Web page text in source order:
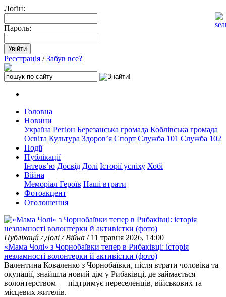
Лоґін:
Пароль:
Реєстрація /Забув все?
Головна
Новини
Україна Регіон Березанська громада Коблівська громада
Освіта Культура Здоров’я Спорт Служба 101 Служба 102
Події
Публікації
Інтерв’ю Досвід Долі Історії успіху Хобі
Війна
Меморіал Героїв Наші втрати
Фотоакцент
Оголошення
Публікації / Долі / Війна / 11 травня 2026, 14:00
«Мама Чолі» з Чорнобаївки тепер в Рибаківці: історія
незламності волонтерки й активістки (фото)
Валентина Коваленко з Чорнобаївки, після втрати чоловіка та
окупації, знайшла новий дім у Рибаківці, де займається
волонтерством — підтримує переселенців, військових та
місцевих жителів.